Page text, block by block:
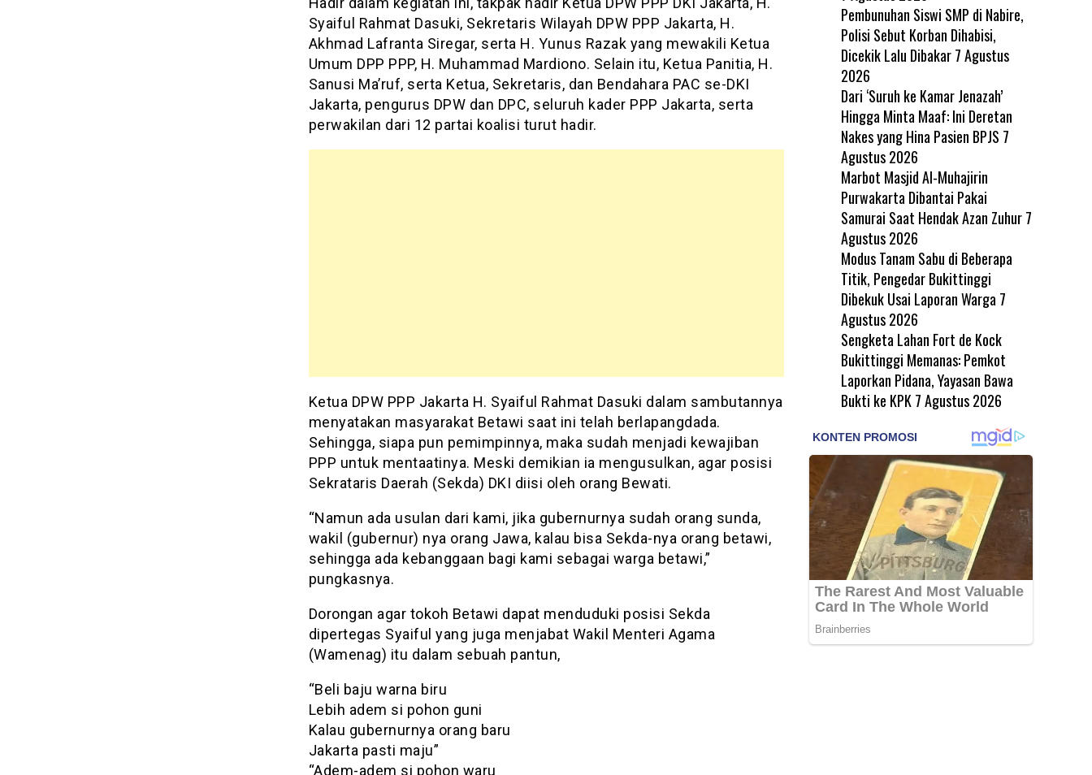
Syaiful Rahmat Dasuki, Sekretaris Wilayah DPW PPP Jakarta, H.
Akhmad Lafranta Siregar, serta H. Yunus Razak yang mewakili Ketua
Umum DPP PPP, H. Muhammad Mardiono. Selain itu, Ketua Panitia, H.
Sanusi Ma’ruf, serta Ketua, Sekretaris, dan Bendahara PAC se-DKI
Jakarta, pengurus DPW dan DPC, seluruh kader PPP Jakarta, serta
perwakilan dari 12 partai koalisi turut hadir.
Ketua DPW PPP Jakarta H. Syaiful Rahmat Dasuki dalam sambutannya
menyatakan masyarakat Betawi saat ini telah berlapangdada.
Sehingga, siapa pun pemimpinnya, maka sudah menjadi kewajiban
PPP untuk mentaatinya. Meski demikian ia mengusulkan, agar posisi
Sekrataris Daerah (Sekda) DKI diisi oleh orang Bewati.
“Namun ada usulan dari kami, jika gubernurnya sudah orang sunda,
wakil (gubernur) nya orang Jawa, kalau bisa Sekda-nya orang betawi,
sehingga ada kebanggaan bagi kami sebagai warga betawi,”
pungkasnya.
Dorongan agar tokoh Betawi dapat menduduki posisi Sekda
dipertegas Syaiful yang juga menjabat Wakil Menteri Agama
(Wamenag) itu dalam sebuah pantun,
“Beli baju warna biru
Lebih adem si pohon guni
Kalau gubernurnya orang baru
Jakarta pasti maju”
“Adem-adem si pohon waru
Pembunuhan Siswi SMP di Nabire,
Polisi Sebut Korban Dihabisi,
Dicekik Lalu Dibakar 7 Agustus
2026
Dari ‘Suruh ke Kamar Jenazah’
Hingga Minta Maaf: Ini Deretan
Nakes yang Hina Pasien BPJS 7
Agustus 2026
Marbot Masjid Al-Muhajirin
Purwakarta Dibantai Pakai
Samurai Saat Hendak Azan Zuhur 7
Agustus 2026
Modus Tanam Sabu di Beberapa
Titik, Pengedar Bukittinggi
Dibekuk Usai Laporan Warga 7
Agustus 2026
Sengketa Lahan Fort de Kock
Bukittinggi Memanas: Pemkot
Laporkan Pidana, Yayasan Bawa
Bukti ke KPK 7 Agustus 2026